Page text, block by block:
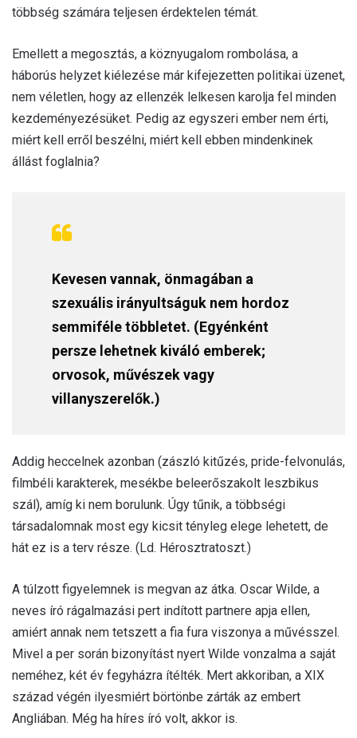
többség számára teljesen érdektelen témát.
Emellett a megosztás, a köznyugalom rombolása, a
háborús helyzet kiélezése már kifejezetten politikai üzenet,
nem véletlen, hogy az ellenzék lelkesen karolja fel minden
kezdeményezésüket. Pedig az egyszeri ember nem érti,
miért kell erről beszélni, miért kell ebben mindenkinek
állást foglalnia?
Kevesen vannak, önmagában a
szexuális irányultságuk nem hordoz
semmiféle többletet. (Egyénként
persze lehetnek kiváló emberek;
orvosok, művészek vagy
villanyszerelők.)
Addig heccelnek azonban (zászló kitűzés, pride-felvonulás,
filmbéli karakterek, mesékbe beleerőszakolt leszbikus
szál), amíg ki nem borulunk. Úgy tűnik, a többségi
társadalomnak most egy kicsit tényleg elege lehetett, de
hát ez is a terv része. (Ld. Hérosztratoszt.)
A túlzott figyelemnek is megvan az átka. Oscar Wilde, a
neves író rágalmazási pert indított partnere apja ellen,
amiért annak nem tetszett a fia fura viszonya a művésszel.
Mivel a per során bizonyítást nyert Wilde vonzalma a saját
neméhez, két év fegyházra ítélték. Mert akkoriban, a XIX
század végén ilyesmiért börtönbe zárták az embert
Angliában. Még ha híres író volt, akkor is.